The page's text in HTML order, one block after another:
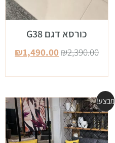
כורסא דגם G38
₪2,390.00
₪1,490.00
מבצע!